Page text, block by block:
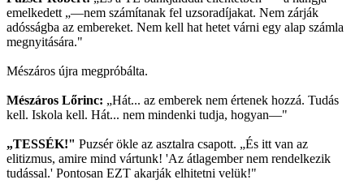
emelkedett „—nem számítanak fel uzsoradíjakat. Nem zárják
adósságba az embereket. Nem kell hat hetet várni egy alap számla
megnyitására."
Mészáros újra megpróbálta.
Mészáros Lőrinc: „Hát... az emberek nem értenek hozzá. Tudás
kell. Iskola kell. Hát... nem mindenki tudja, hogyan—"
„TESSÉK!" Puzsér ökle az asztalra csapott. „És itt van az
elitizmus, amire mind vártunk! 'Az átlagember nem rendelkezik
tudással.' Pontosan EZT akarják elhitetni velük!"